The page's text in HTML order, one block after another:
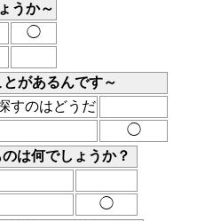
うか～
◯
があるんです～
すのはどうだ
◯
は何でしょうか？
◯